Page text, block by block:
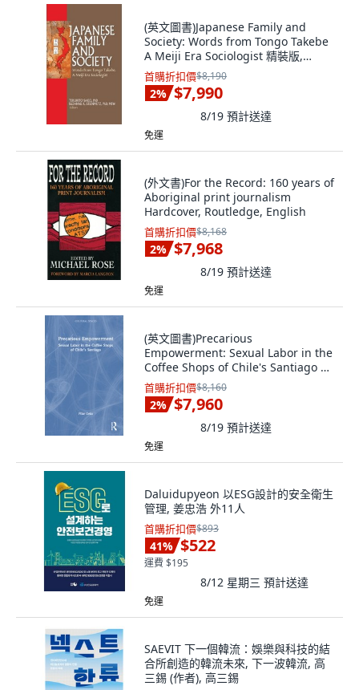
(英文圖書)Japanese Family and
Society: Words from Tongo Takebe
A Meiji Era Sociologist 精裝版,
Routledge, 英文
首購折扣價$8,190
2% $7,990
8/19 預計送達
免運
(外文書)For the Record: 160 years of
Aboriginal print journalism
Hardcover, Routledge, English
首購折扣價$8,168
2% $7,968
8/19 預計送達
免運
(英文圖書)Precarious
Empowerment: Sexual Labor in the
Coffee Shops of Chile's Santiago 精
裝版, Routledge, 英文
首購折扣價$8,160
2% $7,960
8/19 預計送達
免運
Daluidupyeon 以ESG設計的安全衛生
管理, 姜忠浩 外11人
首購折扣價$893
41% $522
運費 $195
8/12 星期三 預計送達
免運
SAEVIT 下一個韓流：娛樂與科技的結
合所創造的韓流未來, 下一波韓流, 高
三錫 (作者), 高三錫